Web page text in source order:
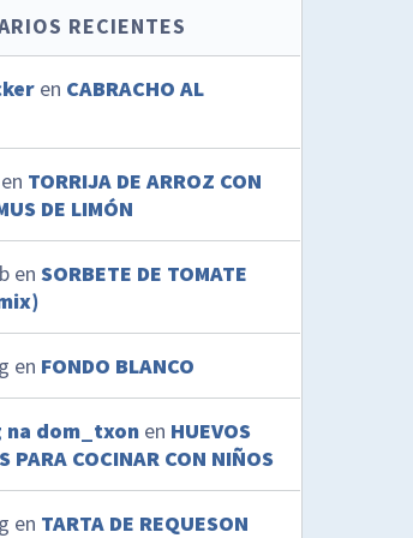
RECIENTES
en CABRACHO AL
en TORRIJA DE ARROZ CON
DE LIMÓN
enSORBETE DE TOMATE
en FONDO BLANCO
na dom_txon en HUEVOS
PARA COCINAR CON NIÑOS
en TARTA DE REQUESON